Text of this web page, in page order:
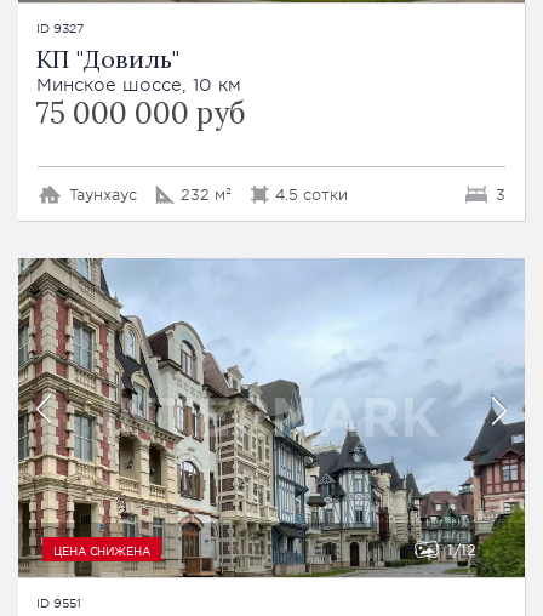
ID 9327
КП "Довиль"
Минское шоссе, 10 км
75 000 000 руб
Таунхаус 232 м² 4.5 сотки 3
ЦЕНА СНИЖЕНА 1 12
ID 9551